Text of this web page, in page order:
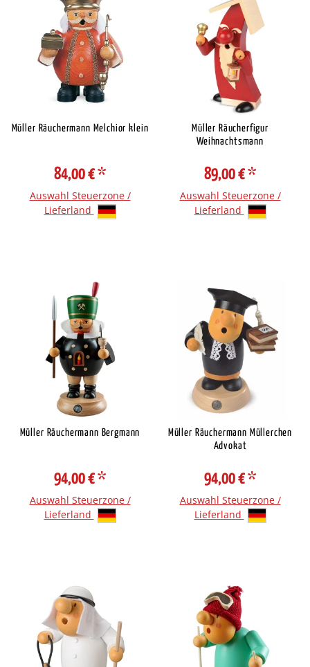
Müller Räuchermann Melchior klein
84,00 €*
Auswahl Steuerzone /
Lieferland
Müller Räucherfigur
Weihnachtsmann
89,00 €*
Auswahl Steuerzone /
Lieferland
Müller Räuchermann Bergmann
94,00 €*
Auswahl Steuerzone /
Lieferland
Müller Räuchermann Müllerchen
Advokat
94,00 €*
Auswahl Steuerzone /
Lieferland